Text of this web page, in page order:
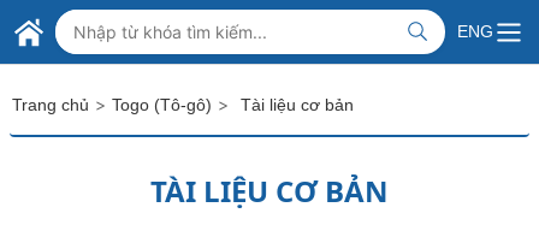
Skip to Main Content
BỘ NGOẠI GIAO VIỆT NAM
MINISTRY OF FOREIGN AFFAIRS
ENG
Trang chủ > Togo (Tô-gô) > Tài liệu cơ bản
TÀI LIỆU CƠ BẢN